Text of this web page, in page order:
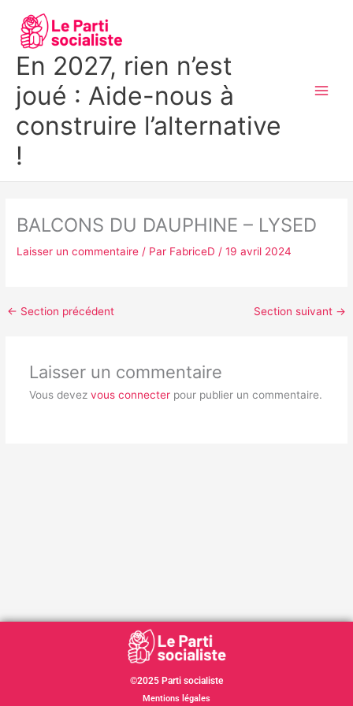
contenu
En 2027, rien n’est
joué : Aide-nous à
construire l’alternative
!
BALCONS DU DAUPHINE – LYSED
Laisser un commentaire / Par FabriceD/19 avril 2024
← Section précédent Section suivant →
Laisser un commentaire
Vous devez vous connecterpour publier un commentaire.
©2025 Parti socialiste
Mentions légales